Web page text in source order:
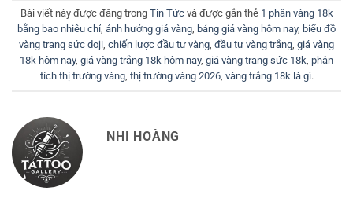
Bài viết này được đăng trong Tin Tứcvà được gắn thẻ 1 phân vàng 18k
bằng bao nhiêu chỉ, ảnh hưởng giá vàng, bảng giá vàng hôm nay, biểu đồ
vàng trang sức doji, chiến lược đầu tư vàng, đầu tư vàng trắng, giá vàng
18k hôm nay, giá vàng trắng 18k hôm nay, giá vàng trang sức 18k, phân
tích thị trường vàng, thị trường vàng 2026, vàng trắng 18k là gì.
NHI HOÀNG